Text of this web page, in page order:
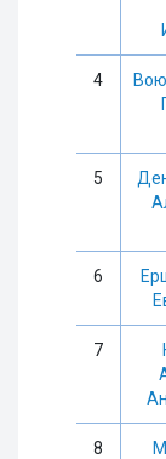
4
5
6
7
8